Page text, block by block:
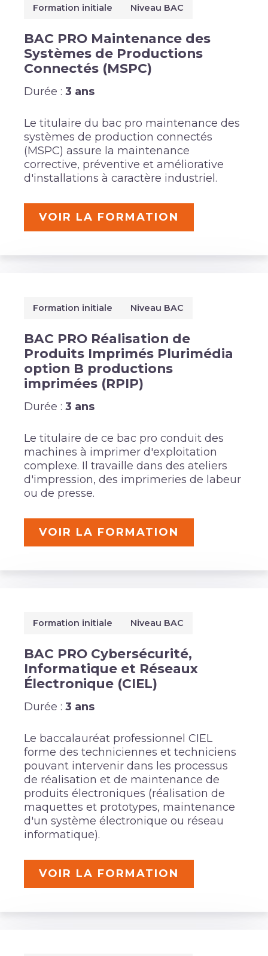
Formation initiale Niveau BAC
BAC PRO Maintenance des
Systèmes de Productions
Connectés (MSPC)
Durée : 3 ans
Le titulaire du bac pro maintenance des
systèmes de production connectés
(MSPC) assure la maintenance
corrective, préventive et améliorative
d'installations à caractère industriel.
VOIR LA FORMATION
Formation initiale Niveau BAC
BAC PRO Réalisation de
Produits Imprimés Plurimédia
option B productions
imprimées (RPIP)
Durée : 3 ans
Le titulaire de ce bac pro conduit des
machines à imprimer d'exploitation
complexe. Il travaille dans des ateliers
d'impression, des imprimeries de labeur
ou de presse.
VOIR LA FORMATION
Formation initiale Niveau BAC
BAC PRO Cybersécurité,
Informatique et Réseaux
Électronique (CIEL)
Durée : 3 ans
Le baccalauréat professionnel CIEL
forme des techniciennes et techniciens
pouvant intervenir dans les processus
de réalisation et de maintenance de
produits électroniques (réalisation de
maquettes et prototypes, maintenance
d'un système électronique ou réseau
informatique).
VOIR LA FORMATION